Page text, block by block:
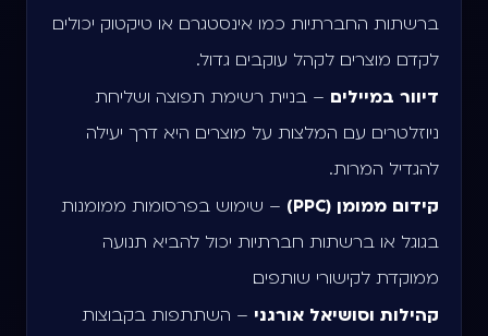
ברשתות החברתיות כמו אינסטגרם או טיקטוק יכולים
לקדם מוצרים לקהל עוקבים גדול.
דיוור במיילים – בניית רשימת תפוצה ושליחת
ניוזלטרים עם המלצות על מוצרים היא דרך יעילה
להגדיל המרות.
קידום ממומן (PPC)
– שימוש בפרסומות ממומנות
בגוגל או ברשתות חברתיות יכול להביא תנועה
ממוקדת לקישורי שותפים.
קהילות וסושיאל אורגני – השתתפות בקבוצות